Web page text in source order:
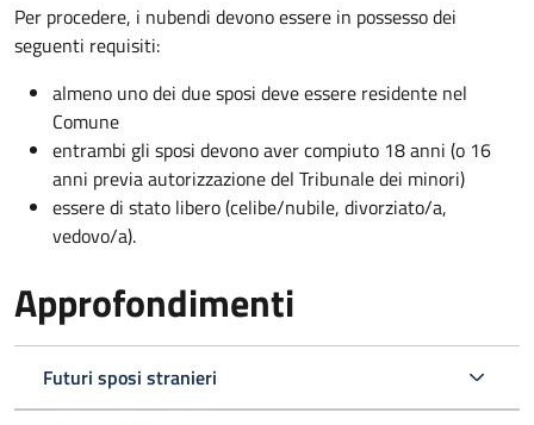
Per procedere, i nubendi devono essere in possesso dei
seguenti requisiti:
almeno uno dei due sposi deve essere residente nel
Comune
entrambi gli sposi devono aver compiuto 18 anni (o 16
anni previa autorizzazione del Tribunale dei minori)
essere di stato libero (celibe/nubile, divorziato/a,
vedovo/a).
Approfondimenti
Futuri sposi stranieri